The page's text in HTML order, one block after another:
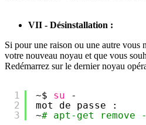
VII - Désinstallation :
Si pour une raison ou une autre vous
votre nouveau noyau et que vous
Redémarrez sur le dernier noyau
1
2
3
~$ su
-
mot de passe :
~# apt-get remove